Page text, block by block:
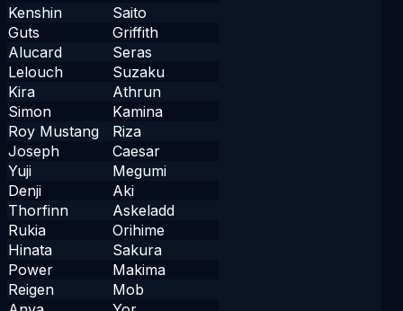
Kenshin
Saito
Guts
Griffith
Alucard
Seras
Lelouch
Suzaku
Kira
Athrun
Simon
Kamina
Roy Mustang
Riza
Joseph
Caesar
Yuji
Megumi
Denji
Aki
Thorfinn
Askeladd
Rukia
Orihime
Hinata
Sakura
Power
Makima
Reigen
Mob